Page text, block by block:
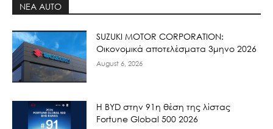
ΝΕΑ AUTO
SUZUKI MOTOR CORPORATION:
Οικονομικά αποτελέσματα 3μηνο 2026
August 6, 2026
Η BYD στην 91η θέση της λίστας
Fortune Global 500 2026